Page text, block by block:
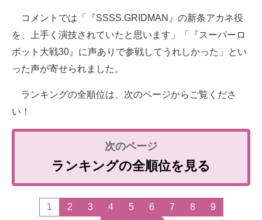
コメントでは「『SSSS.GRIDMAN』の新条アカネ役
を、上手く演技されていたと思います」「『スーパーロ
ボット大戦30』に声ありで参戦してうれしかった」とい
った声が寄せられました。
ランキングの全順位は、次のページからご覧くださ
い！
ランキングの全順位を見る
1 2 3 4 5 6 7 8
9